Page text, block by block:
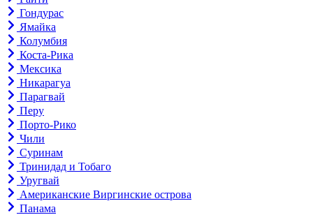
Гондурас
Ямайка
Колумбия
Коста-Рика
Мексика
Никарагуа
Парагвай
Перу
Порто-Рико
Чили
Суринам
Тринидад и Тобаго
Уругвай
Американские Виргинские острова
Панама